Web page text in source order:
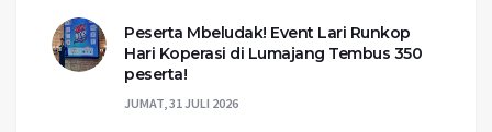
Peserta Mbeludak! Event Lari Runkop
Hari Koperasi di Lumajang Tembus 350
peserta!
JUMAT, 31 JULI 2026